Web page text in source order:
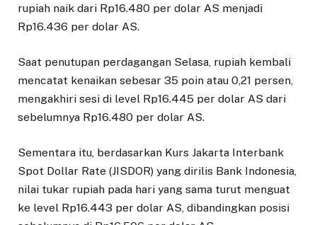
rupiah naik dari Rp16.480 per dolar AS menjadi
Rp16.436 per dolar AS.
Saat penutupan perdagangan Selasa, rupiah kembali
mencatat kenaikan sebesar 35 poin atau 0,21 persen,
mengakhiri sesi di level Rp16.445 per dolar AS dari
sebelumnya Rp16.480 per dolar AS.
Sementara itu, berdasarkan Kurs Jakarta Interbank
Spot Dollar Rate (JISDOR) yang dirilis Bank Indonesia,
nilai tukar rupiah pada hari yang sama turut menguat
ke level Rp16.443 per dolar AS, dibandingkan posisi